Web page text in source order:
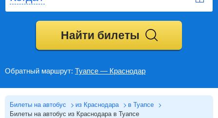
Найти билеты
Обратный маршрут: Туапсе — Краснодар
Билеты на автобус из Краснодара
в Туапсе
Билеты на автобус из Краснодара в Туапсе